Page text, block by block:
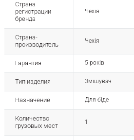
Страна
регистрации
бренда
Чехія
Страна-
производитель
Чехія
Гарантия 5 років
Тип изделия Змішувач
Назначение Для біде
Количество
грузовых мест
1